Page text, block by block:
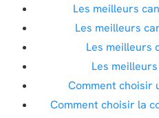
Les meilleurs
Les meilleurs
Les meilleurs
Les
Comment choisir
Comment choisir la